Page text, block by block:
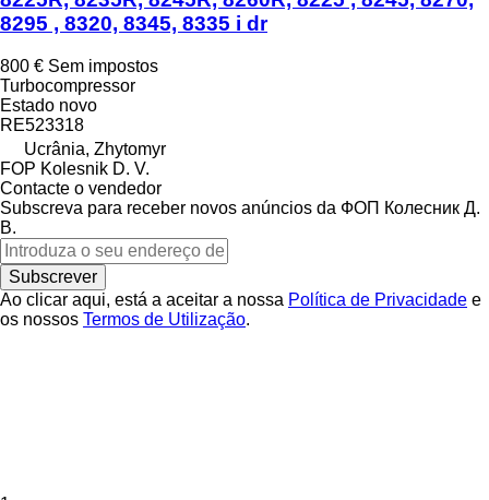
8295 , 8320, 8345, 8335 i dr
800 € Sem impostos
Turbocompressor
Estado novo
RE523318
Ucrânia, Zhytomyr
FOP Kolesnik D. V.
Contacte o vendedor
Subscreva para receber novos anúncios da ФОП Колесник Д.
В.
Subscrever
Ao clicar aqui, está a aceitar a nossa Política de Privacidade e
os nossos Termos de Utilização.